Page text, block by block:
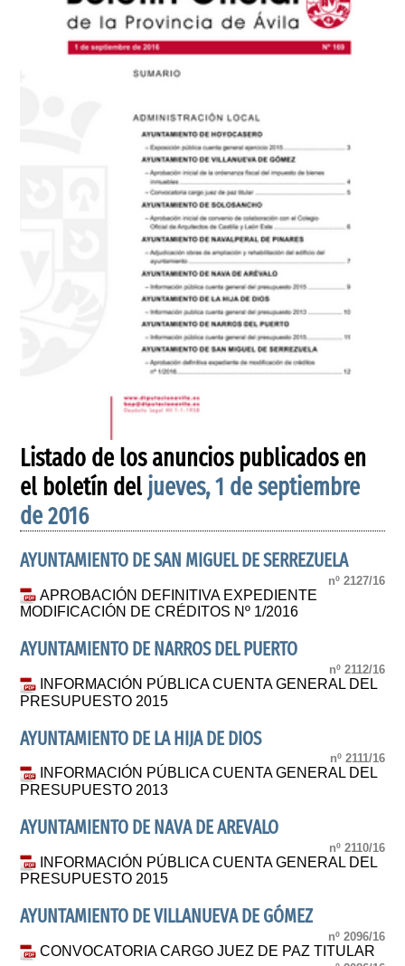
Listado de los anuncios publicados en
el boletín del jueves, 1 de septiembre
de 2016
AYUNTAMIENTO DE SAN MIGUEL DE SERREZUELA
nº 2127/16
APROBACIÓN DEFINITIVA EXPEDIENTE
MODIFICACIÓN DE CRÉDITOS Nº 1/2016
AYUNTAMIENTO DE NARROS DEL PUERTO
nº 2112/16
INFORMACIÓN PÚBLICA CUENTA GENERAL DEL
PRESUPUESTO 2015
AYUNTAMIENTO DE LA HIJA DE DIOS
nº 2111/16
INFORMACIÓN PÚBLICA CUENTA GENERAL DEL
PRESUPUESTO 2013
AYUNTAMIENTO DE NAVA DE AREVALO
nº 2110/16
INFORMACIÓN PÚBLICA CUENTA GENERAL DEL
PRESUPUESTO 2015
AYUNTAMIENTO DE VILLANUEVA DE GÓMEZ
nº 2096/16
CONVOCATORIA CARGO JUEZ DE PAZ TITULAR